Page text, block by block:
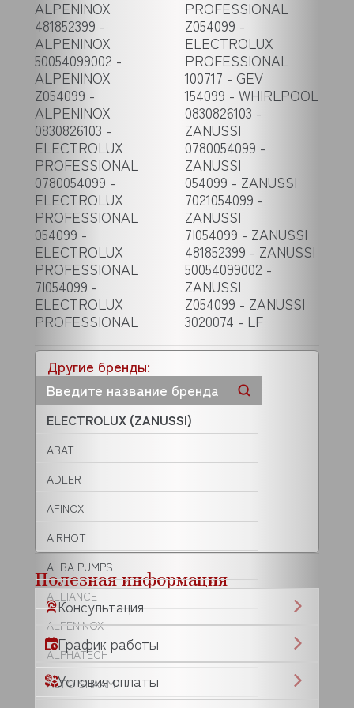
Другие бренды:
ELECTROLUX (ZANUSSI)
ABAT
ADLER
AFINOX
AIRHOT
ALBA PUMPS
ALLIANCE
ALPENINOX
ALPHATECH
ALTO SHAAM
ALPENINOX
481852399 -
ALPENINOX
50054099002 -
ALPENINOX
Z054099 -
ALPENINOX
0830826103 -
ELECTROLUX
PROFESSIONAL
0780054099 -
ELECTROLUX
PROFESSIONAL
054099 -
ELECTROLUX
PROFESSIONAL
7I054099 -
ELECTROLUX
PROFESSIONAL
PROFESSIONAL
Z054099 -
ELECTROLUX
PROFESSIONAL
100717 - GEV
154099 - WHIRLPOOL
0830826103 -
ZANUSSI
0780054099 -
ZANUSSI
054099 - ZANUSSI
7021054099 -
ZANUSSI
7I054099 - ZANUSSI
481852399 - ZANUSSI
50054099002 -
ZANUSSI
Z054099 - ZANUSSI
3020074 - LF
Полезная информация
Консультация
График работы
Условия оплаты